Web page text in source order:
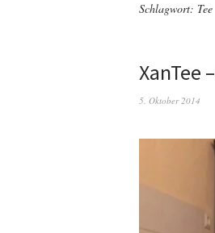
Schlagwort: Tee
XanTee
5. Oktober 2014